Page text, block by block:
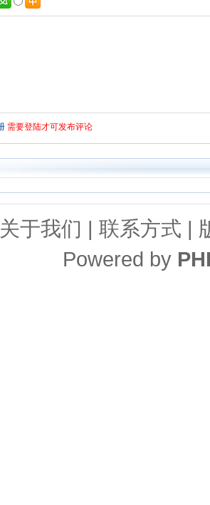
关于我们 | 联系方式 |
Powered by